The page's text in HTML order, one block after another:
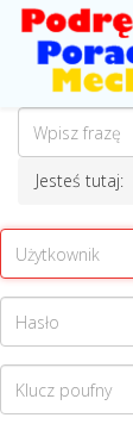
Jesteś tutaj: